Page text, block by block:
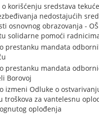
o korišćenju sredstava
nedostajućih
osnovnog obrazovanja -
solidarne pomoći
prestanku mandata
prestanku mandata
Borovoj
izmeni Odluke o
troškova za vantelesnu
oplođenja